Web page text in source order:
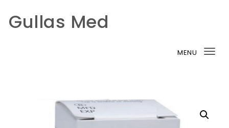
Skip to content
Gullas Med
MENU